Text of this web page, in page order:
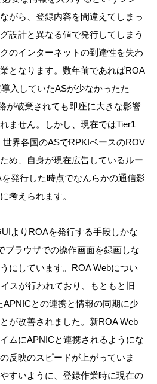
がら、登録内容を間違えてしまっ
設計と異なる値で発行してしまう
のインターネットの到達性を失わ
となります。数年前であればROA
入していたASが少なかったた
が破棄されても即座に大きな影響
ません。しかし、現在ではTier1
界各国のASでRPKIベースのROV
め、自身が現在広告しているルー
発行した時点でなんらかの通信影
考えられます。
よりROAを発行する手段しかな
ブラウザでの操作画面を録画しな
にしています。ROA Webについ
スが行われており、もともと旧
APNICとの連携と情報の同期に少
が改善されました。新ROA Web
ムにAPNICと連携されるようにな
反映のスピードが上がっていま
すいように、登録作業時に現在の